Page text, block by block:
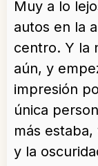
Muy a lo
autos en la
centro. Y la
aún, y
impresión
única
más
y la